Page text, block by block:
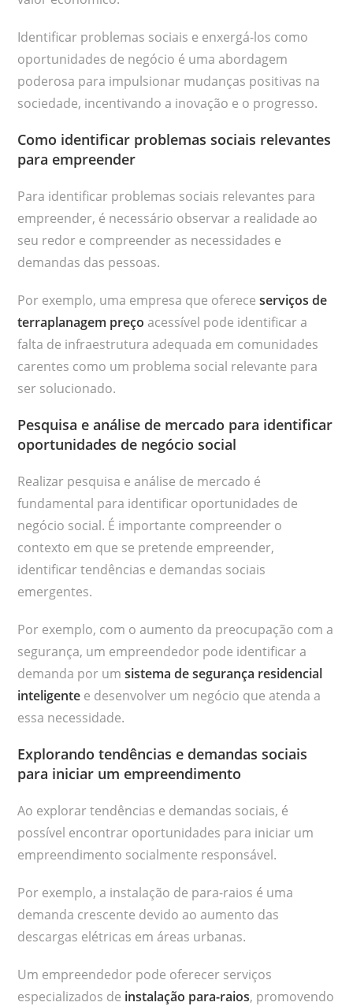
Identificar problemas sociais e enxergá-los como
oportunidades de negócio é uma abordagem
poderosa para impulsionar mudanças positivas na
sociedade, incentivando a inovação e o progresso.
Como identificar problemas sociais relevantes
para empreender
Para identificar problemas sociais relevantes para
empreender, é necessário observar a realidade ao
seu redor e compreender as necessidades e
demandas das pessoas.
Por exemplo, uma empresa que ofereceserviços de
terraplanagem preço acessível pode identificar a
falta de infraestrutura adequada em comunidades
carentes como um problema social relevante para
ser solucionado.
Pesquisa e análise de mercado para identificar
oportunidades de negócio social
Realizar pesquisa e análise de mercado é
fundamental para identificar oportunidades de
negócio social. É importante compreender o
contexto em que se pretende empreender,
identificar tendências e demandas sociais
emergentes.
Por exemplo, com o aumento da preocupação com a
segurança, um empreendedor pode identificar a
demanda por umsistema de segurança residencial
inteligente e desenvolver um negócio que atenda a
essa necessidade.
Explorando tendências e demandas sociais
para iniciar um empreendimento
Ao explorar tendências e demandas sociais, é
possível encontrar oportunidades para iniciar um
empreendimento socialmente responsável.
Por exemplo, a instalação de para-raios é uma
demanda crescente devido ao aumento das
descargas elétricas em áreas urbanas.
Um empreendedor pode oferecer serviços
especializados de instalação para-raios, promovendo